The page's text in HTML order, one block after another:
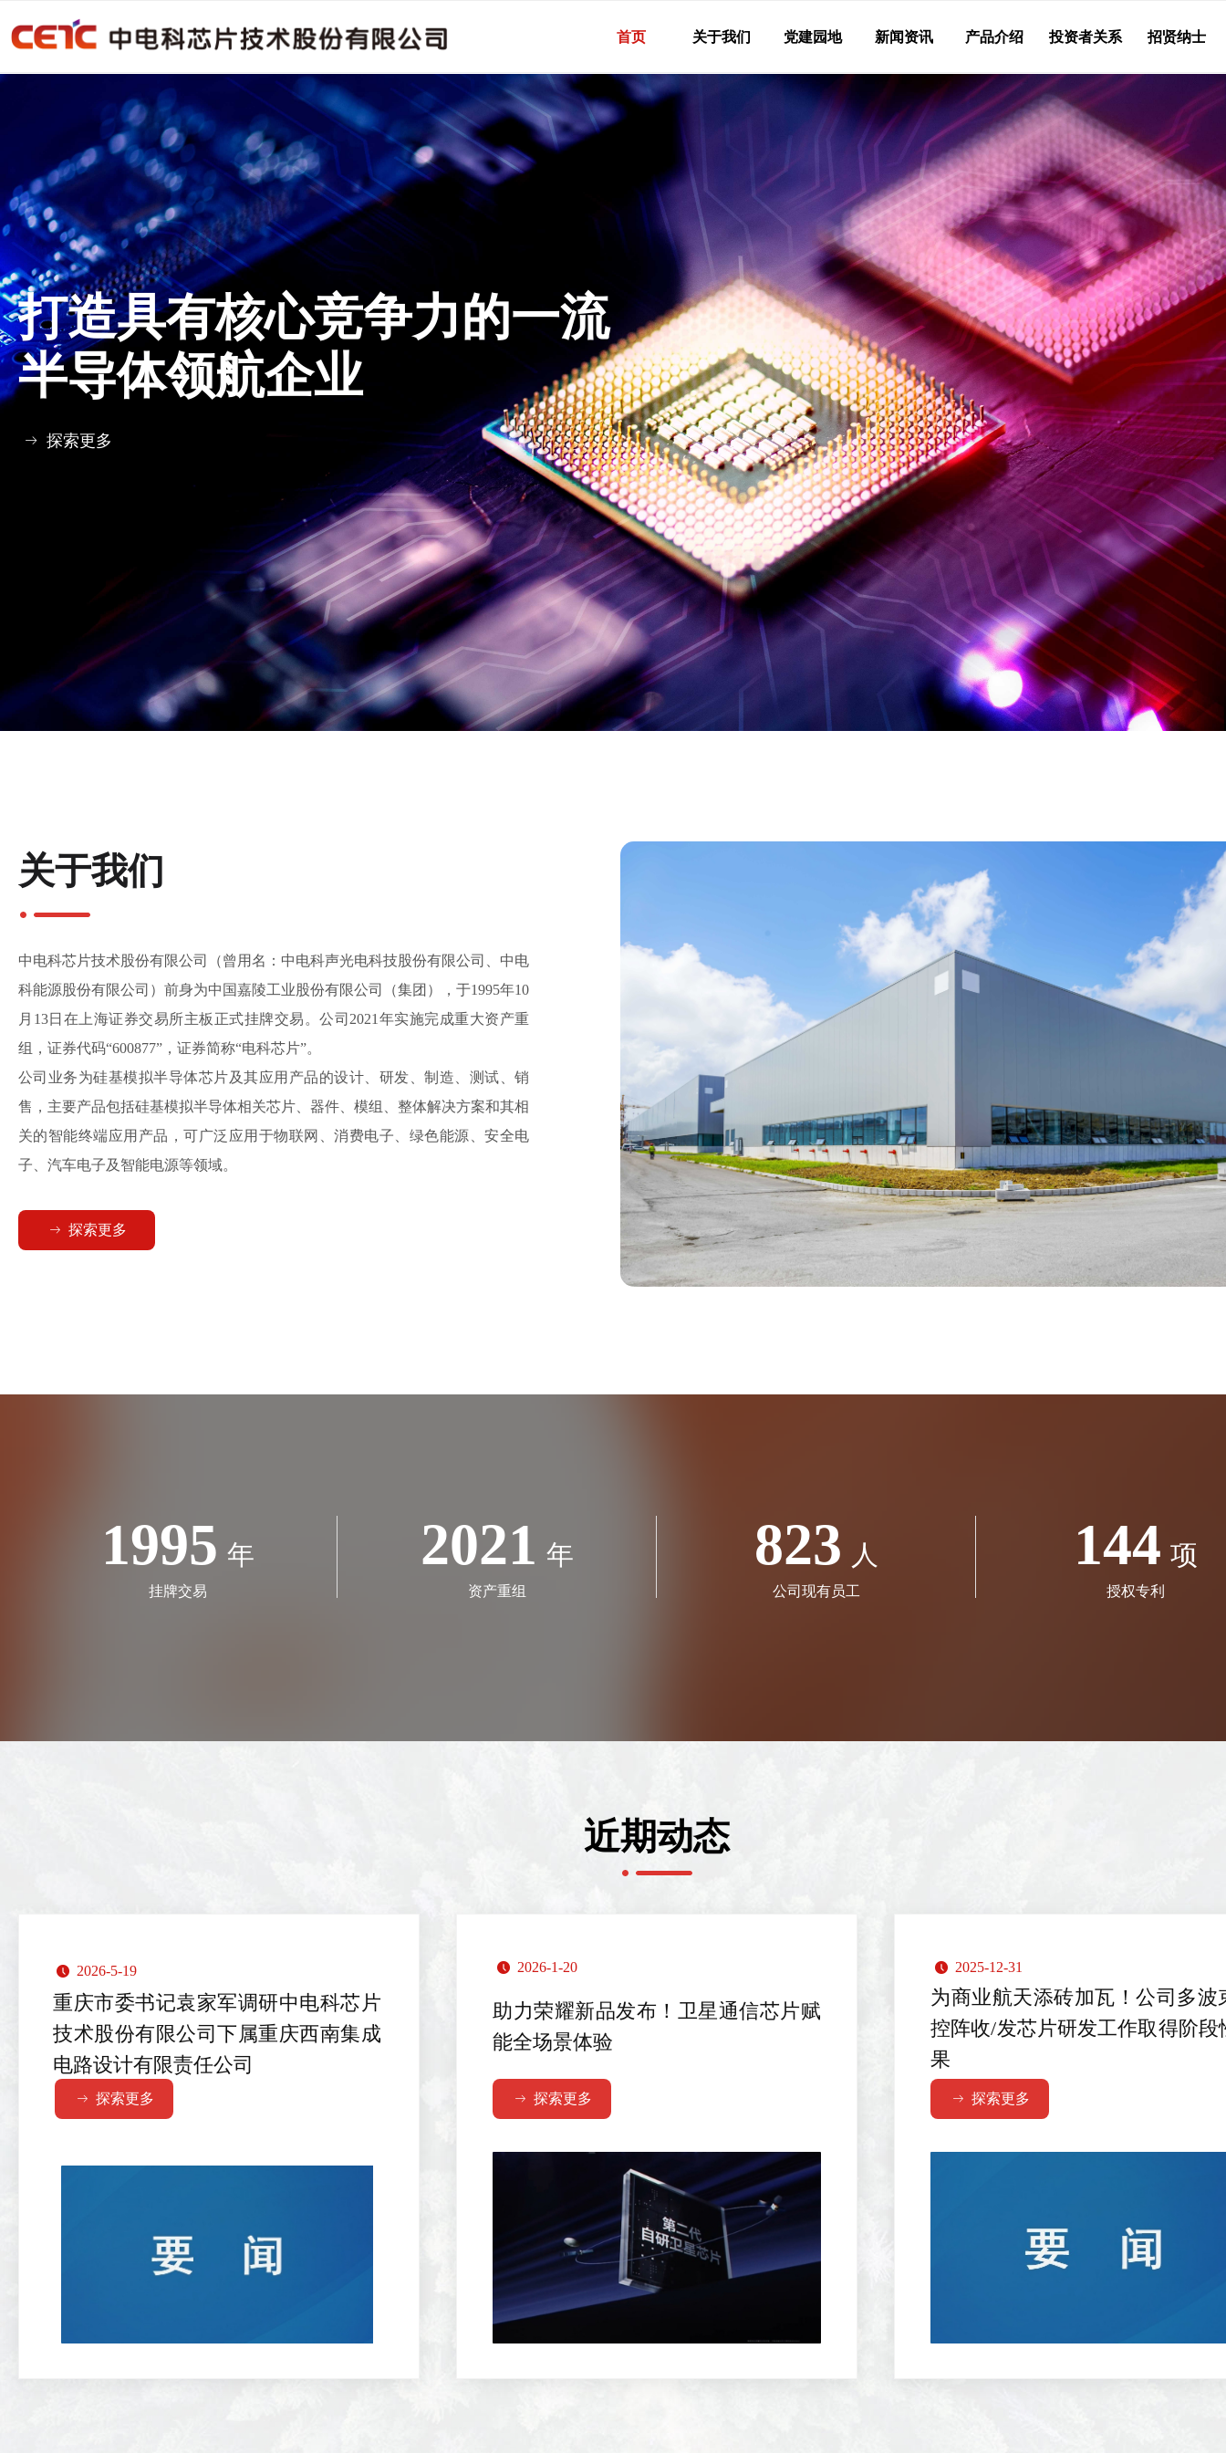
首页 关于我们 党建园地 新闻资讯 产品介绍 投资者关系 招贤纳士
打造具有核心竞争力的一流
半导体领航企业
ꁹ 探索更多
关于我们
中电科芯片技术股份有限公司（曾用名：中电科声光电科技股份有限公司、中电
科能源股份有限公司）前身为中国嘉陵工业股份有限公司（集团），于1995年10
月13日在上海证券交易所主板正式挂牌交易。公司2021年实施完成重大资产重
组，证券代码“600877”，证券简称“电科芯片”。
公司业务为硅基模拟半导体芯片及其应用产品的设计、研发、制造、测试、销
售，主要产品包括硅基模拟半导体相关芯片、器件、模组、整体解决方案和其相
关的智能终端应用产品，可广泛应用于物联网、消费电子、绿色能源、安全电
子、汽车电子及智能电源等领域。
ꁹ 探索更多
近期动态
낄 2026-5-19
重庆市委书记袁家军调研中电科芯片
技术股份有限公司下属重庆西南集成
电路设计有限责任公司
ꁹ 探索更多
낄 2026-1-20
助力荣耀新品发布！卫星通信芯片赋
能全场景体验
ꁹ 探索更多
낄 2025-12-31
为商业航天添砖加瓦！公司多波
控阵收/发芯片研发工作取得阶段
果
ꁹ 探索更多
1995 年
挂牌交易
2021 年
资产重组
823 人
公司现有员工
144 项
授权专利